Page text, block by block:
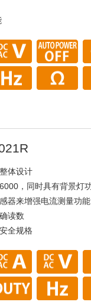
体设计
，同时具有背景灯
器来增强电流测量功能
读数
全规格